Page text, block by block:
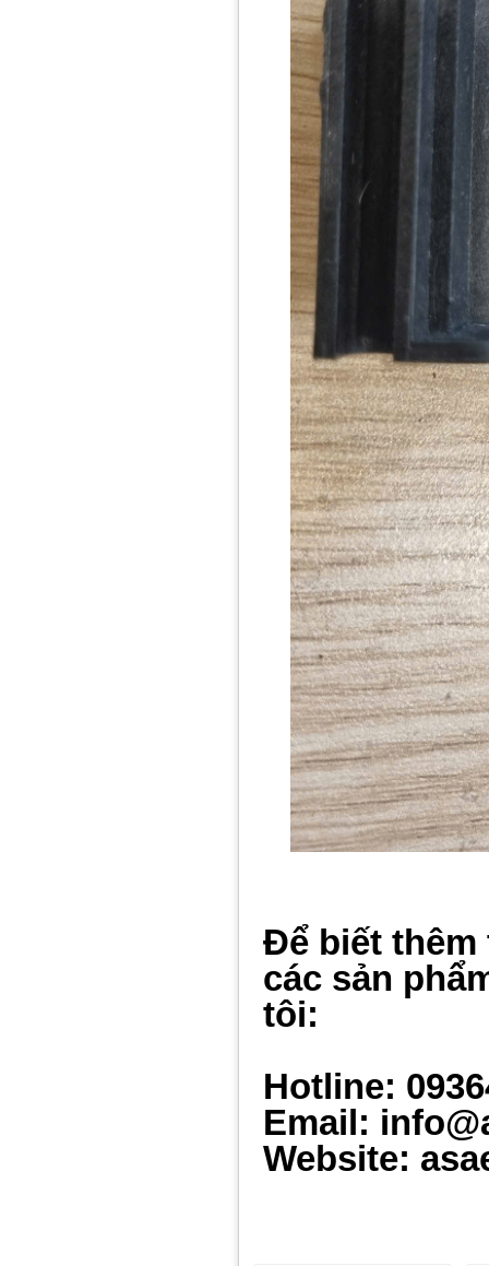
Để biết thêm
các sản
tôi:
Hotline:
Email:
Website: